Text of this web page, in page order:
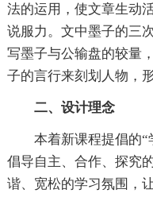
法的运用，使文章生动
说服力。文中墨子的三
写墨子与公输盘的较量
子的言行来刻划人物，
二、设计理念
本着新课程提倡的“
倡导自主、合作、探究
谐、宽松的学习氛围，